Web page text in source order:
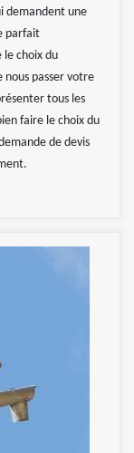
demandent une
parfait
le choix du
passer votre
tous les
faire le choix du
de devis